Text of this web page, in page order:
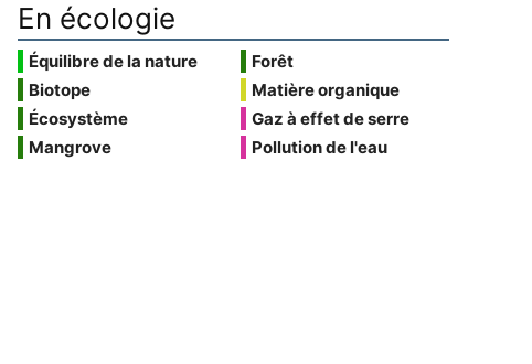
En écologie
Équilibre de la nature
Biotope
Écosystème
Mangrove
Forêt
Matière organique
Gaz à effet de serre
Pollution de l'eau